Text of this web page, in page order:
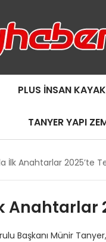
PLUS İNSAN
TANYER YAPI
İlk Anahtarlar 2025’te
Anahtarlar
Başkanı Münir